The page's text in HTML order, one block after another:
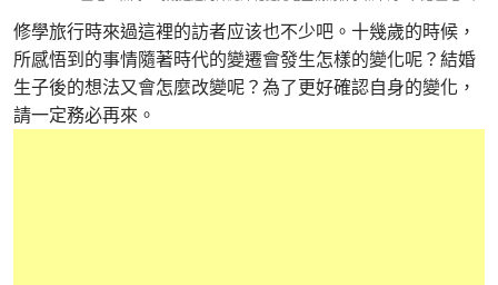
修學旅行時來過這裡的訪者应该也不少吧。十幾歲的時候，
所感悟到的事情隨著時代的變遷會發生怎樣的變化呢？結婚
生子後的想法又會怎麼改變呢？為了更好確認自身的變化，
請一定務必再來。